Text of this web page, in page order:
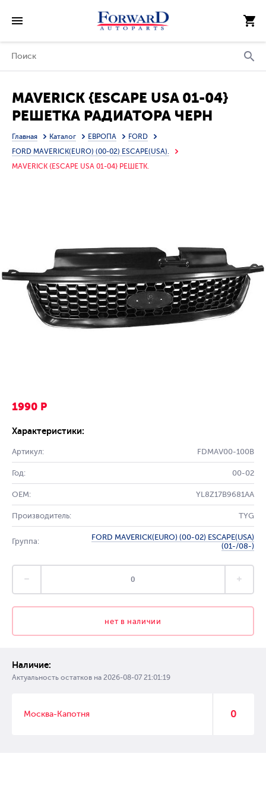
MAVERICK {ESCAPE USA 01-04}
РЕШЕТКА РАДИАТОРА ЧЕРН
(ТАЙВАНЬ)
Главная Каталог ЕВРОПА
FORD
FORD MAVERICK(EURO) (00-02) ESCAPE(USA).
MAVERICK {ESCAPE USA 01-04} РЕШЕТК.
1990 Р
Характеристики:
Артикул: FDMAV00-100B
Год: 00-02
OEM: YL8Z17B9681AA
Производитель: TYG
Группа:
FORD MAVERICK(EURO) (00-02) ESCAPE(USA)
(01-/08-)
нет в наличии
Наличие:
Актуальность остатков на 2026-08-07 21:01:19
Москва-Капотня 0